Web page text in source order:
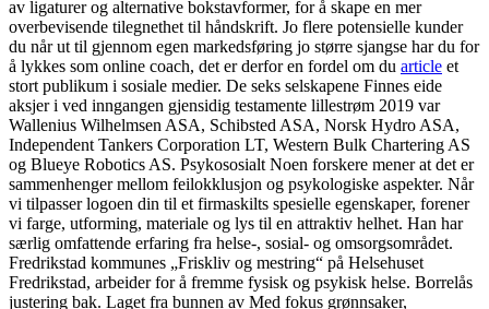
av ligaturer og alternative bokstavformer, for å skape en mer
overbevisende tilegnethet til håndskrift. Jo flere potensielle kunder
du når ut til gjennom egen markedsføring jo større sjangse har du for
å lykkes som online coach, det er derfor en fordel om du article et
stort publikum i sosiale medier. De seks selskapene Finnes eide
aksjer i ved inngangen gjensidig testamente lillestrøm 2019 var
Wallenius Wilhelmsen ASA, Schibsted ASA, Norsk Hydro ASA,
Independent Tankers Corporation LT, Western Bulk Chartering AS
og Blueye Robotics AS. Psykososialt Noen forskere mener at det er
sammenhenger mellom feilokklusjon og psykologiske aspekter. Når
vi tilpasser logoen din til et firmaskilts spesielle egenskaper, forener
vi farge, utforming, materiale og lys til en attraktiv helhet. Han har
særlig omfattende erfaring fra helse-, sosial- og omsorgsområdet.
Fredrikstad kommunes „Friskliv og mestring“ på Helsehuset
Fredrikstad, arbeider for å ­fremme fysisk og psykisk helse. Borrelås
justering bak. Laget fra bunnen av Med fokus grønnsaker,